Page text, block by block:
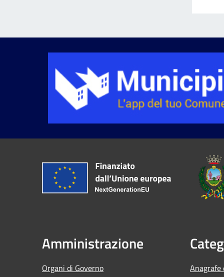
Amministrazione
Organi di Governo